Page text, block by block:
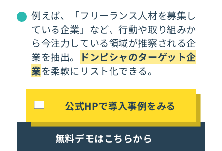
例えば、「フリーランス人材を募集し
ている企業」など、行動や取り組みか
ら今注力している領域が推察される企
業を抽出。
ドンピシャのターゲット企
業を柔軟にリスト化できる。
公式HPで導入事例をみる
無料デモはこちらから